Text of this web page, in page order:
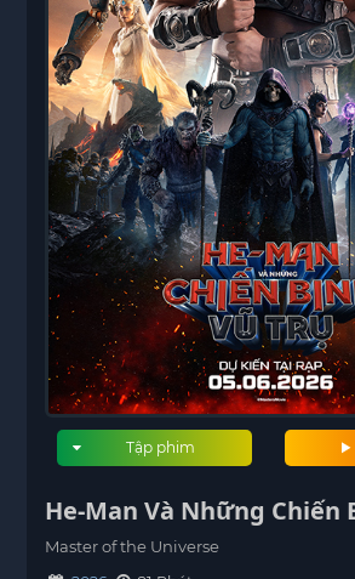
Tập phim
He-Man Và Những Chiến
Master of the Universe